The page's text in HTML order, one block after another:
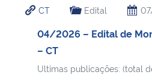
Ministério da Cidadania
Ministério de Minas e Energia
CT Edital
04/2026 – Edital de
– CT
Ultimas publicações: (total